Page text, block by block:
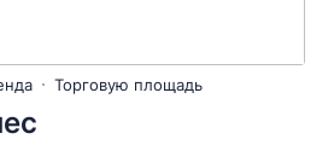
Торговую площадь